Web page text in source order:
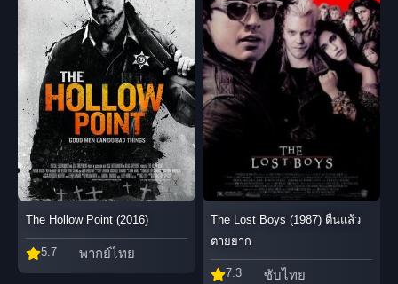
The Hollow Point (2016)
5.7 พากย์ไทย
The Lost Boys (1987) ตื่นแล้ว
ตายยาก
7.3 ซับไทย